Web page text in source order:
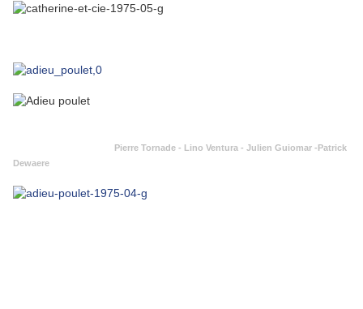
Pierre Tornade - Lino Ventura - Julien Guiomar -Patrick
Dewaere